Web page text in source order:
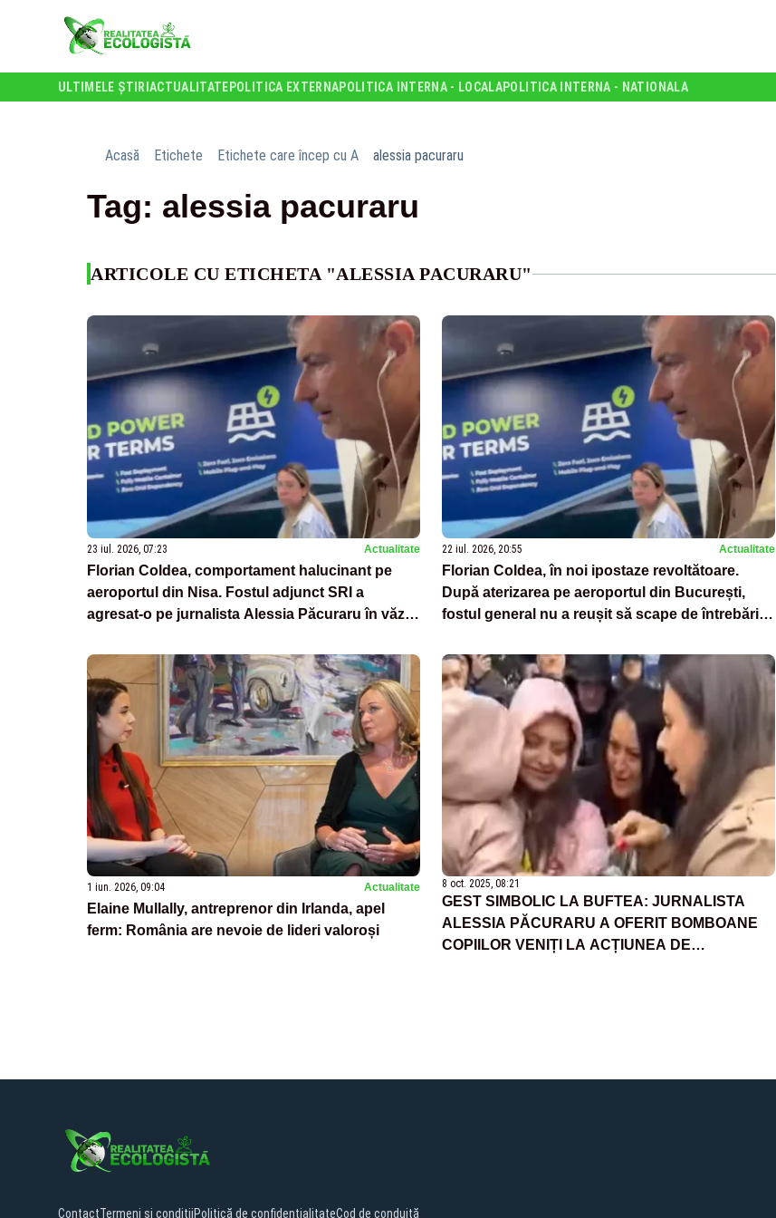
ULTIMELE ȘTIRI ACTUALITATE POLITICA EXTERNAPOLITICA INTERNA - LOCALAPOLITICA INTERNA - NATIONALA
Acasă Etichete Etichete care încep cu A alessia pacuraru
Tag: alessia pacuraru
ARTICOLE CU ETICHETA "ALESSIA PACURARU"
23 iul. 2026, 07:23 Actualitate
Florian Coldea, comportament halucinant pe
aeroportul din Nisa. Fostul adjunct SRI a
agresat-o pe jurnalista Alessia Păcuraru în văzul
22 iul. 2026, 20:55 Actualitate
Florian Coldea, în noi ipostaze revoltătoare.
După aterizarea pe aeroportul din București,
fostul general nu a reușit să scape de întrebările
1 iun. 2026, 09:04 Actualitate
Elaine Mullally, antreprenor din Irlanda, apel
ferm: România are nevoie de lideri valoroși
8 oct. 2025, 08:21
GEST SIMBOLIC LA BUFTEA: JURNALISTA
ALESSIA PĂCURARU A OFERIT BOMBOANE
COPIILOR VENIȚI LA ACȚIUNEA DE
ContactTermeni și condițiiPolitică de confidențialitateCod de conduită